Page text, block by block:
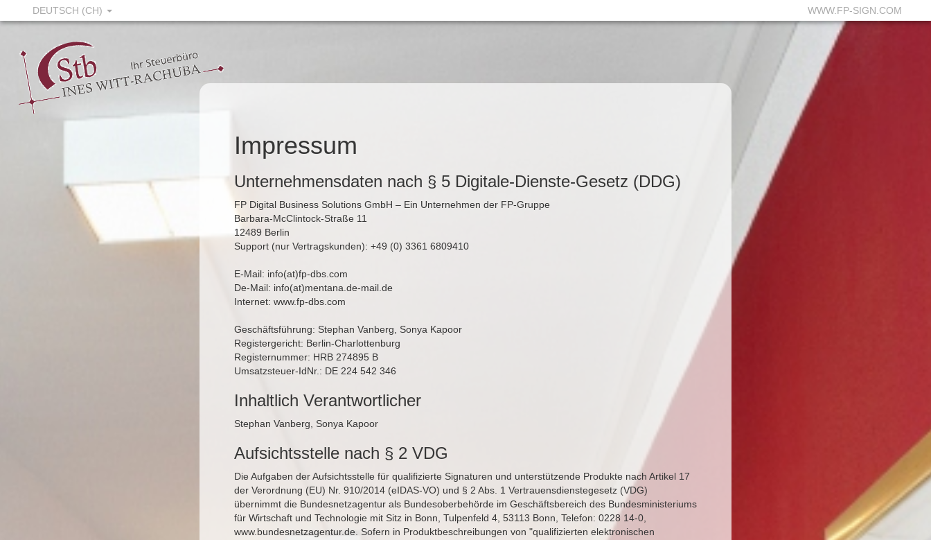
DEUTSCH (CH) WWW.FP-SIGN.COM
Impressum
Unternehmensdaten nach § 5 Digitale-Dienste-Gesetz (DDG)
FP Digital Business Solutions GmbH – Ein Unternehmen der FP-Gruppe
Barbara-McClintock-Straße 11
12489 Berlin
Support (nur Vertragskunden): +49 (0) 3361 6809410
E-Mail: info(at)fp-dbs.com
De-Mail: info(at)mentana.de-mail.de
Internet: www.fp-dbs.com
Geschäftsführung: Stephan Vanberg, Sonya Kapoor
Registergericht: Berlin-Charlottenburg
Registernummer: HRB 274895 B
Umsatzsteuer-IdNr.: DE 224 542 346
Inhaltlich Verantwortlicher
Stephan Vanberg, Sonya Kapoor
Aufsichtsstelle nach § 2 VDG
Die Aufgaben der Aufsichtsstelle für qualifizierte Signaturen und unterstützende Produkte nach Artikel 17
der Verordnung (EU) Nr. 910/2014 (eIDAS-VO) und § 2 Abs. 1 Vertrauensdienstegesetz (VDG)
übernimmt die Bundesnetzagentur als Bundesoberbehörde im Geschäftsbereich des Bundesministeriums
für Wirtschaft und Technologie mit Sitz in Bonn, Tulpenfeld 4, 53113 Bonn, Telefon: 0228 14-0,
www.bundesnetzagentur.de . Sofern in Produktbeschreibungen von "qualifizierten elektronischen